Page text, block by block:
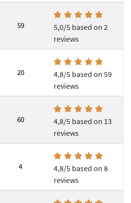
59
5,0/5 based on 2
reviews
20
4,8/5 based on 59
reviews
60
4,8/5 based on 13
reviews
4
4,8/5 based on 8
reviews